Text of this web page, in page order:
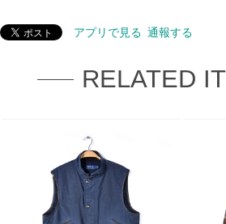
アプリで見る 通報する
RELATED